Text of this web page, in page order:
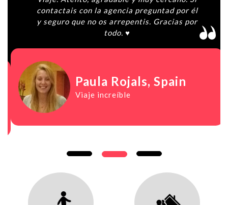
contactais con la agencia preguntad por él
y seguro que no os arrepentis. Gracias por
todo. ♥️
Paula Rojals, Spain
Viaje increíble